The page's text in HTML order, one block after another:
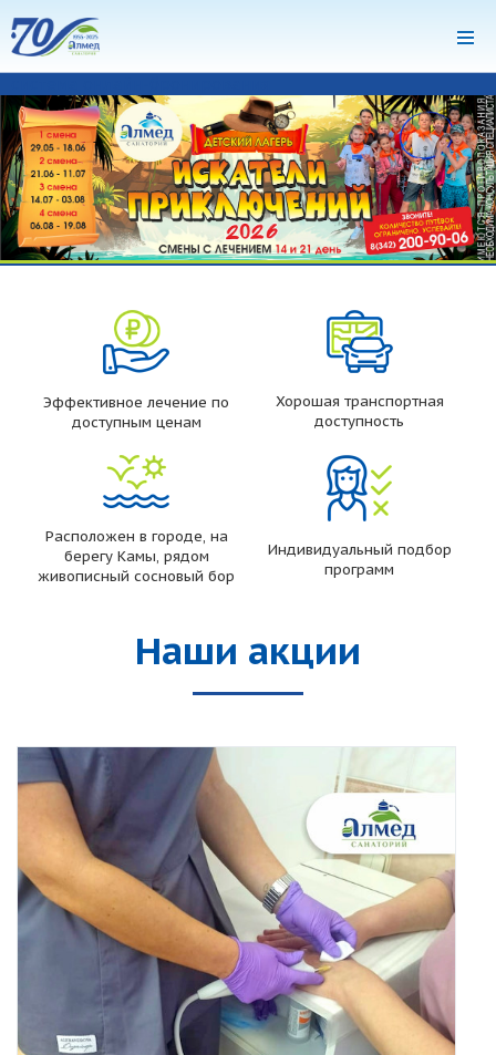
Эффективное лечение по
доступным ценам
Хорошая транспортная
доступность
Расположен в городе, на
берегу Камы, рядом
живописный сосновый бор
Индивидуальный подбор
программ
Наши акции